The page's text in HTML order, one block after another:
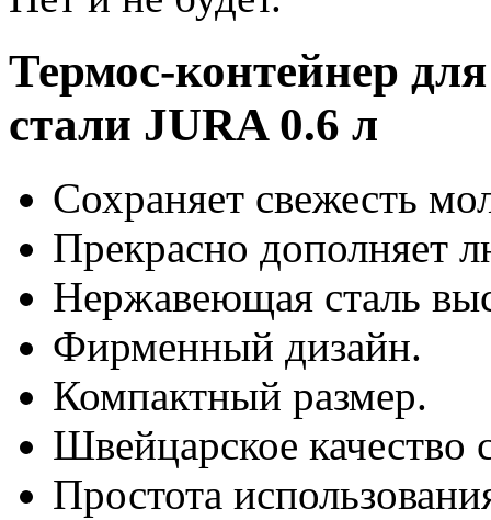
Термос-контейнер
стали JURA 0.6 л
Сохраняет свежесть
Прекрасно дополняет
Нержавеющая сталь
Фирменный дизайн.
Компактный размер.
Швейцарское качество
Простота